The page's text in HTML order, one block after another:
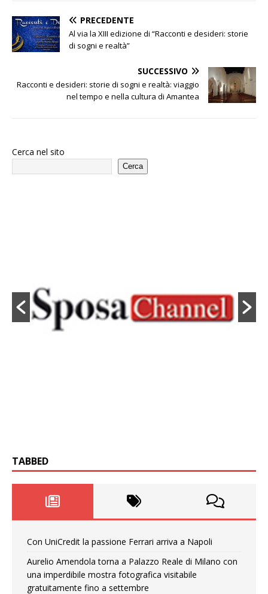
PRECEDENTE
Al via la XIII edizione di “Racconti e desideri: storie
di sogni e realtà”
SUCCESSIVO
Racconti e desideri: storie di sogni e realtà: viaggio
nel tempo e nella cultura di Amantea
Cerca nel sito
Cerca
TABBED
Con UniCredit la passione Ferrari arriva a Napoli
Aurelio Amendola torna a Palazzo Reale di Milano con
una imperdibile mostra fotografica visitabile
gratuitamente fino a settembre